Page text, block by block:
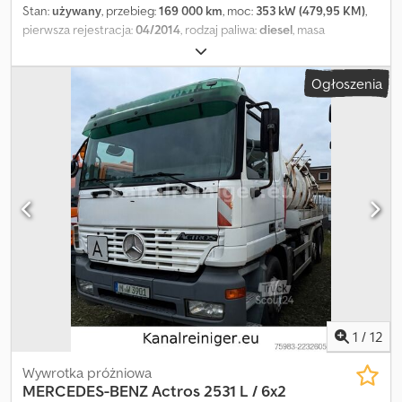
Stan:używany, przebieg:169 000 km, moc: 353 kW (479,95 KM),
pierwsza rejestracja:04/2014, rodzaj paliwa:diesel, masa
retarder
mechaniczny, klasa emisji:Euro 5, Wyposażenie:filtr sadzy, -
Retarder - Klimatyzacja - Prawostronna kierownica - Jurop rok
produkcji 2014 z systemem płatkowym Zawieszenie: resorowo-
pneumatyczne Dcedpfxeyxzvds Acgok
Ogłoszenia
1 / 12
Wywrotka próżniowa
MERCEDES-BENZActros 2531 L / 6x2